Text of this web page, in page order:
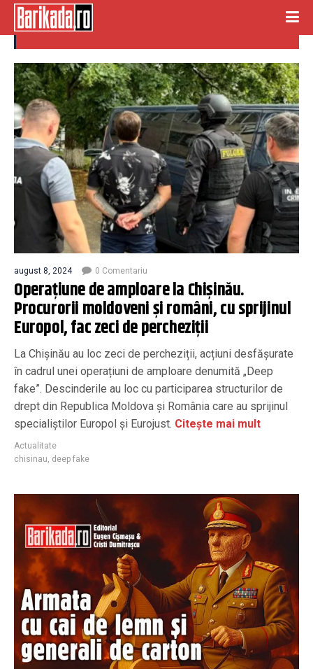
deep fake
august 8, 2024 0 Comentariu
Operațiune de amploare la Chișinău.
Procurorii moldoveni și români, cu sprijinul
Europol, fac zeci de percheziții
La Chișinău au loc zeci de percheziții, acțiuni desfășurate
în cadrul unei operațiuni de amploare denumită „Deep
fake”. Descinderile au loc cu participarea structurilor de
drept din Republica Moldova și România care au sprijinul
specialiștilor Europol și Eurojust. Citește mai mult
Actualitate
chisinau, deep fake